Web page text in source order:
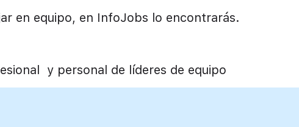
en equipo, en InfoJobs lo encontrarás.
y personal de líderes de equipo